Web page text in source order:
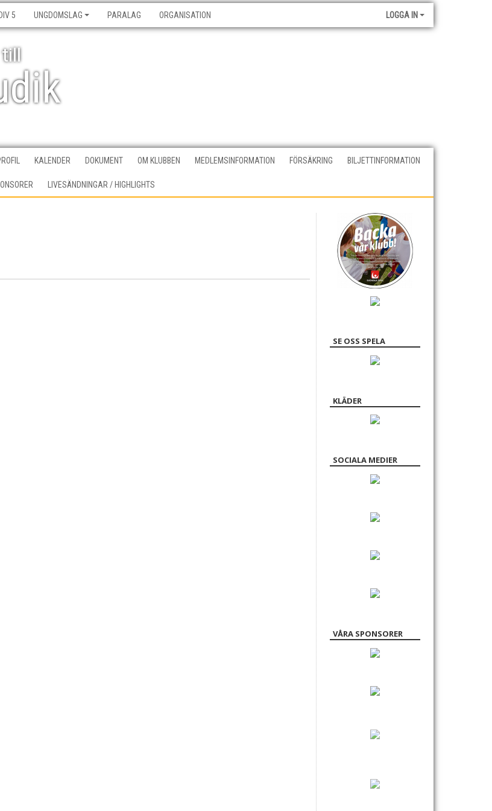
5 UNGDOMSLAG PARALAG ORGANISATION LOGGA IN
KALENDER DOKUMENT OM KLUBBEN MEDLEMSINFORMATION FÖRSÄKRING BILJETTINFORMATION
LIVESÄNDNINGAR / HIGHLIGHTS
SE OSS SPELA
KLÄDER
SOCIALA MEDIER
VÅRA SPONSORER